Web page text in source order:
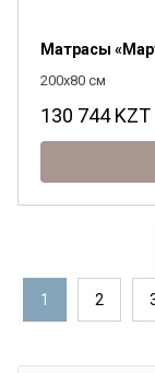
Матрасы
200x80 см
130 744KZT
1 2